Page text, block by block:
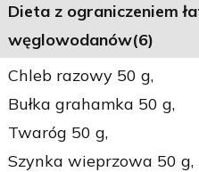
Dieta z ograniczeniem
węglowodanów(6)
Chleb razowy 50 g,
Bułka grahamka 50 g,
Twaróg 50 g,
Szynka wieprzowa 50 g,